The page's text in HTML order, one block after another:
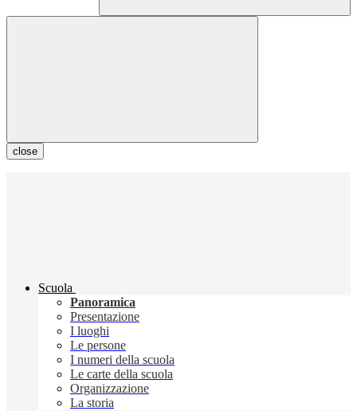
close
Scuola
Panoramica
Presentazione
I luoghi
Le persone
I numeri della scuola
Le carte della scuola
Organizzazione
La storia